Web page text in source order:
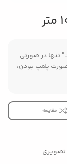
تنها در صورتی
صورت پلمپ بودن،
مقایسه
تصویری